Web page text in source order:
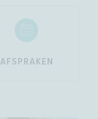
AFSPRAKEN